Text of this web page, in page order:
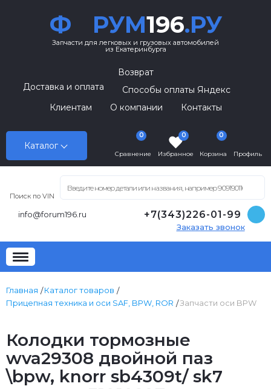
Ф РУМ196.РУ
Запчасти для легковых и грузовых автомобилей
из Екатеринбурга
Каталог
Возврат
Доставка и оплата
Способы оплаты Яндекс
Клиентам
О компании Контакты
Сравнение
0
Избранное
0
Корзина
0
Профиль
Поиск по VIN
info@forum196.ru +7(343)226-01-99
Заказать звонок
Главная
Каталог товаров
Прицепная техника и оси SAF, BPW, ROR
Запчасти оси BPW
Колодки тормозные
wva29308 двойной паз
\bpw, knorr sb4309t/ sk7